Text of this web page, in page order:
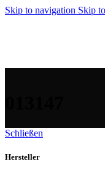
Skip to navigation Skip
Schließen
Hersteller